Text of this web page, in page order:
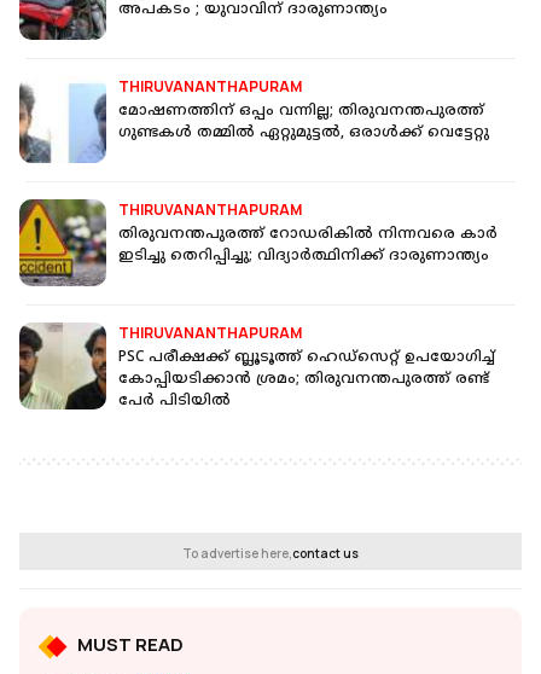
അപകടം ; യുവാവിന് ദാരുണാന്ത്യം
THIRUVANANTHAPURAM
മോഷണത്തിന് ഒപ്പം വന്നില്ല; തിരുവനന്തപുരത്ത്
ഗുണ്ടകള്‍ തമ്മില്‍ ഏറ്റുമുട്ടല്‍, ഒരാള്‍ക്ക് വെട്ടേറ്റു
THIRUVANANTHAPURAM
തിരുവനന്തപുരത്ത് റോഡരികില്‍ നിന്നവരെ കാര്‍
ഇടിച്ചു തെറിപ്പിച്ചു; വിദ്യാര്‍ത്ഥിനിക്ക് ദാരുണാന്ത്യം
THIRUVANANTHAPURAM
PSC പരീക്ഷക്ക് ബ്ലൂടൂത്ത് ഹെഡ്സെറ്റ് ഉപയോഗിച്ച്
കോപ്പിയടിക്കാൻ ശ്രമം; തിരുവനന്തപുരത്ത് രണ്ട്
പേർ പിടിയിൽ
To advertise here,contact us
MUST READ